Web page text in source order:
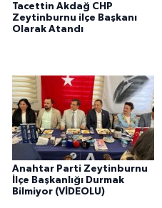
Tacettin Akdağ CHP
Zeytinburnu ilçe Başkanı
Olarak Atandı
Anahtar Parti Zeytinburnu
İlçe Başkanlığı Durmak
Bilmiyor (VİDEOLU)